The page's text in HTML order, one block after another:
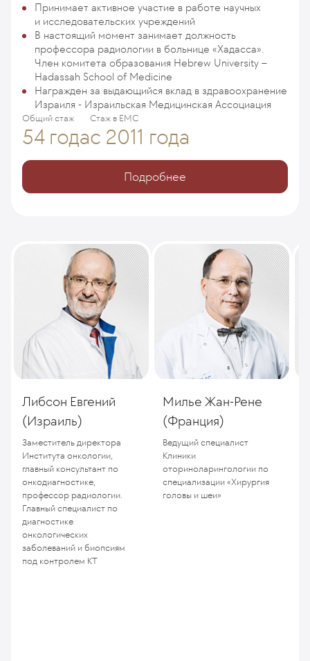
Либсон Евгений
(Израиль)
Заместитель директора
Института онкологии,
главный консультант по
онкодиагностике,
профессор радиологии.
Главный специалист по
диагностике
онкологических
заболеваний и биопсиям
под контролем КТ
Милье Жан-Рене
(Франция)
Ведущий специалист
Клиники
оториноларингологии по
специализации «Хирургия
головы и шеи»
Принимает активное участие в работе научных
и исследовательских учреждений
В настоящий момент занимает должность
профессора радиологии в больнице «Хадасса».
Член комитета образования Hebrew University –
Hadassah School of Medicine
Награжден за выдающийся вклад в здравоохранение
Израиля - Израильская Медицинская Ассоциация
Общий стаж
54 года
Стаж в ЕМС
с 2011 года
Подробнее